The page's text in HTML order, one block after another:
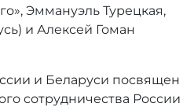
Эммануэль Турецкая,
и Алексей Гоман
и Беларуси посвящен
сотрудничества России